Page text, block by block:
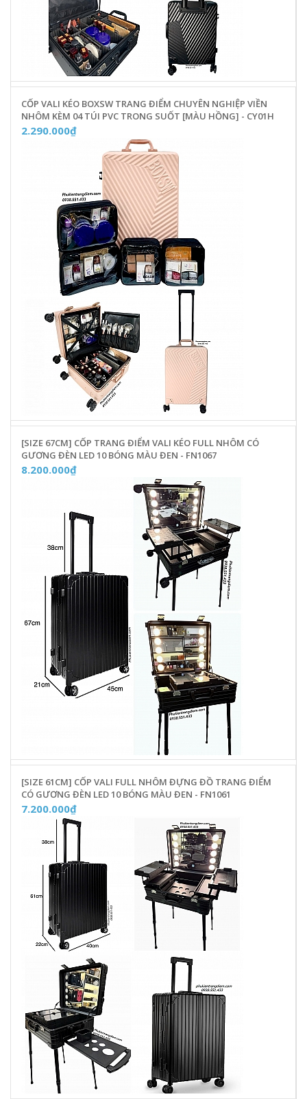
CỐP VALI KÉO BOXSW TRANG ĐIỂM CHUYÊN NGHIỆP VIỀN
NHÔM KÈM 04 TÚI PVC TRONG SUỐT [MÀU HỒNG] - CY01H
2.290.000₫
[SIZE 67CM] CỐP TRANG ĐIỂM VALI KÉO FULL NHÔM CÓ
GƯƠNG ĐÈN LED 10 BÓNG MÀU ĐEN - FN1067
8.200.000₫
[SIZE 61CM] CỐP VALI FULL NHÔM ĐỰNG ĐỒ TRANG ĐIỂM
CÓ GƯƠNG ĐÈN LED 10 BÓNG MÀU ĐEN - FN1061
7.200.000₫